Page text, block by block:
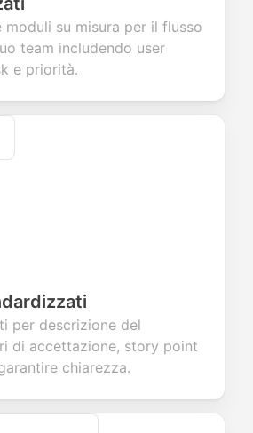
commerce
transactions.
efficient
moduli su misura per il flusso
team includendo user
e priorità.
per descrizione del
di accettazione, story point
chiarezza.